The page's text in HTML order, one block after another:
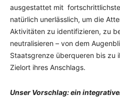
ausgestattet mit
natürlich unerlässlich, um die
Aktivitäten zu identifizieren, zu
neutralisieren – von dem
Staatsgrenze überqueren bis zu
Zielort ihres Anschlags.
Unser Vorschlag: ein